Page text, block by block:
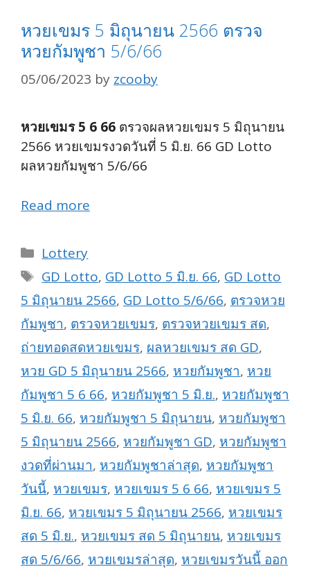
หวยเขมร 5 มิถุนายน 2566 ตรวจ
หวยกัมพูชา 5/6/66
05/06/2023 by zcooby
หวยเขมร 5 6 66 ตรวจผลหวยเขมร 5 มิถุนายน
2566 หวยเขมรงวดวันที่ 5 มิ.ย. 66 GD Lotto
ผลหวยกัมพูชา 5/6/66
Read more
Categories
Lottery
Tags
GD Lotto, GD Lotto 5 มิ.ย. 66, GD Lotto
5 มิถุนายน 2566, GD Lotto 5/6/66, ตรวจหวย
กัมพูชา, ตรวจหวยเขมร, ตรวจหวยเขมร สด,
ถ่ายทอดสดหวยเขมร, ผลหวยเขมร สด GD,
หวย GD 5 มิถุนายน 2566, หวยกัมพูชา, หวย
กัมพูชา 5 6 66, หวยกัมพูชา 5 มิ.ย., หวยกัมพูชา
5 มิ.ย. 66, หวยกัมพูชา 5 มิถุนายน, หวยกัมพูชา
5 มิถุนายน 2566, หวยกัมพูชา GD, หวยกัมพูชา
งวดที่ผ่านมา, หวยกัมพูชาล่าสุด, หวยกัมพูชา
วันนี้, หวยเขมร, หวยเขมร 5 6 66, หวยเขมร 5
มิ.ย. 66, หวยเขมร 5 มิถุนายน 2566, หวยเขมร
สด 5 มิ.ย., หวยเขมร สด 5 มิถุนายน, หวยเขมร
สด 5/6/66, หวยเขมรล่าสุด, หวยเขมรวันนี้ ออก